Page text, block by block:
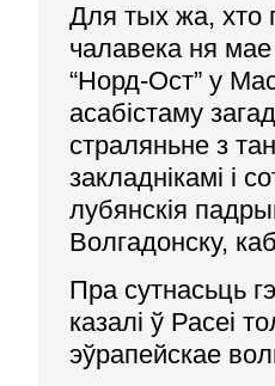
Для тых жа, хто
чалавека ня мае
“Норд-Ост” у
асабістаму
страляньне з
закладнікамі і
лубянскія
Волгадонску,
Пра сутнасьць
казалі ў Расеі
эўрапейскае